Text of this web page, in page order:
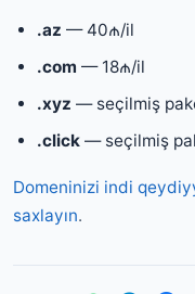
.az — 40₼/il
.com — 18₼/il
.xyz — seçilmiş
.click — seçilmiş
Domeninizi indi
saxlayın.